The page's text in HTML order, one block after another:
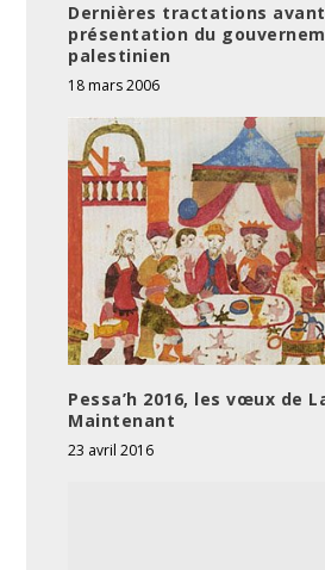
Dernières tractations
présentation du
palestinien
18 mars 2006
Pessa’h 2016, les vœux de
Maintenant
23 avril 2016